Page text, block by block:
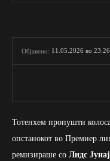
Објавено: 11.05.2026 во 23:26
Тотенхем пропушти
опстанокот во Премиер
ремизираше со Лидс